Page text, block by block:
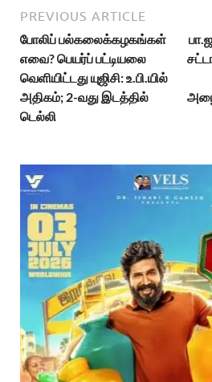
PREVIOUS ARTICLE
போலிப் பல்கலைக்கழகங்கள்
எவை? பெயர்ப் பட்டியலை
வெளியிட்டது யுஜிசி: உ.பி.யில்
அதிகம்; 2-வது இடத்தில்
டெல்லி